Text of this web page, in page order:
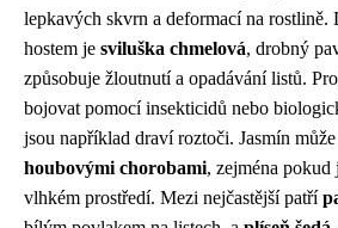
lepkavých skvrn a deformací na rostlině.
hostem je sviluška chmelová, drobný
způsobuje žloutnutí a opadávání listů.
bojovat pomocí insekticidů nebo
jsou například draví roztoči. Jasmín
houbovými chorobami, zejména
vlhkém prostředí. Mezi nejčastější patří